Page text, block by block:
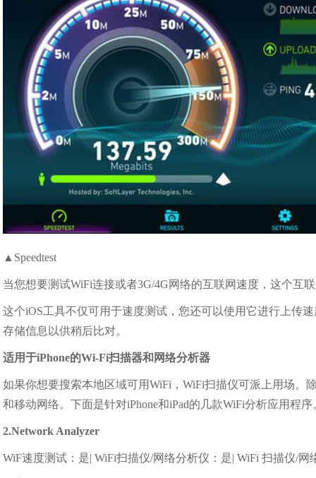
▲Speedtest
当您想要测试WiFi连接或者3G/4G网络的互联网速度，这个互
这个iOS工具不仅可用于速度测试，您还可以使用它进行上传
存储信息以供稍后比对。
适用于iPhone的Wi-Fi扫描器和网络分析器
如果你想要搜索本地区域可用WiFi，WiFi扫描仪可派上用场。
和移动网络。下面是针对iPhone和iPad的几款WiFi分析应用程序
2.Network Analyzer
WiF速度测试：是| WiFi扫描仪/网络分析仪：是| WiFi 扫描仪/